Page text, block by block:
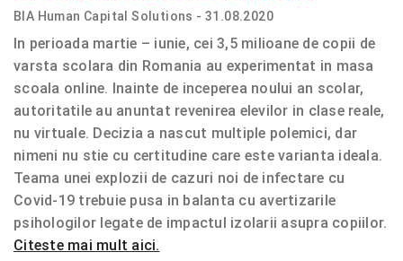
BIA Human Capital Solutions - 31.08.2020
In perioada martie – iunie, cei 3,5 milioane de copii de
varsta scolara din Romania au experimentat in masa
scoala online. Inainte de inceperea noului an scolar,
autoritatile au anuntat revenirea elevilor in clase reale,
nu virtuale. Decizia a nascut multiple polemici, dar
nimeni nu stie cu certitudine care este varianta ideala.
Teama unei explozii de cazuri noi de infectare cu
Covid-19 trebuie pusa in balanta cu avertizarile
psihologilor legate de impactul izolarii asupra copiilor.
Citeste mai mult aici.